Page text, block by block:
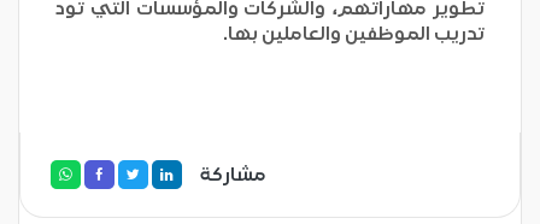
تطوير مهاراتهم، والشركات والمؤسسات التي تود
تدريب الموظفين والعاملين بها.
مشاركة